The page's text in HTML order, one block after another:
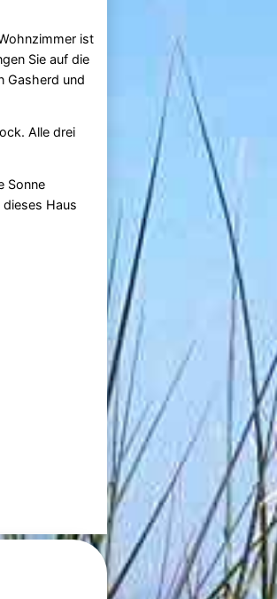
ist
Sie auf die
Gasherd und
Alle drei
Sonne
Haus